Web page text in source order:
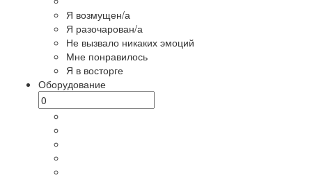
Я возмущен/а
Я разочарован/а
Не вызвало никаких эмоций
Мне понравилось
Я в восторге
Оборудование